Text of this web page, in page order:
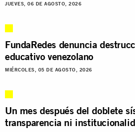
JUEVES, 06 DE AGOSTO, 2026
FundaRedes denuncia
educativo venezolano
MIÉRCOLES, 05 DE AGOSTO, 2026
Un mes después del doblete
transparencia ni